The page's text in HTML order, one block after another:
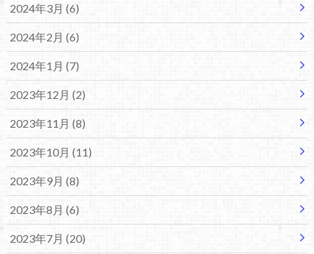
2024年3月 (6)
2024年2月 (6)
2024年1月 (7)
2023年12月 (2)
2023年11月 (8)
2023年10月 (11)
2023年9月 (8)
2023年8月 (6)
2023年7月 (20)